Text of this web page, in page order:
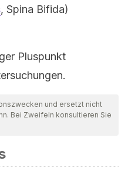
, Spina Bifida)
Pluspunkt
und ersetzt nicht
Bei Zweifeln konsultieren Sie